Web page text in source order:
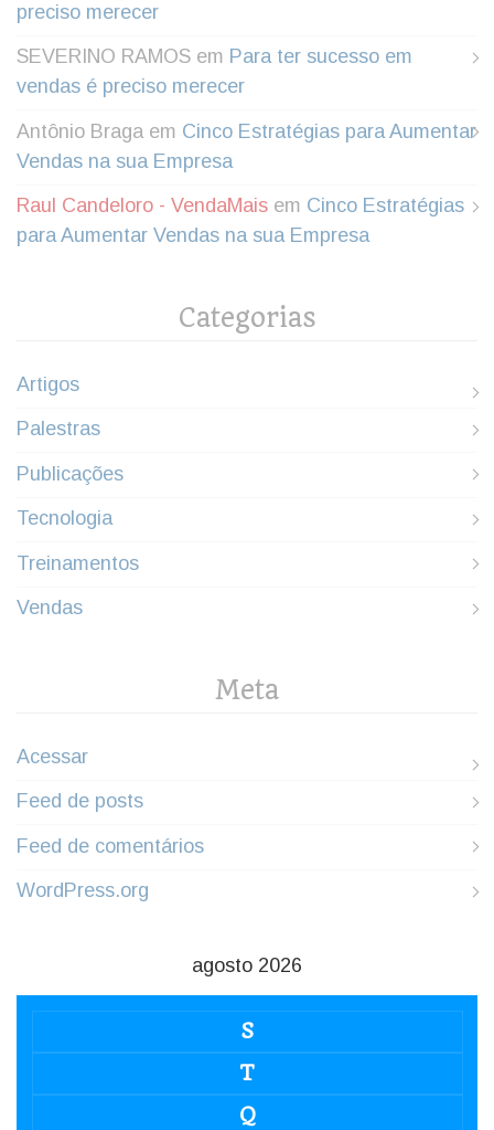
preciso merecer
SEVERINO RAMOS em Para ter sucesso em
vendas é preciso merecer
Antônio Braga em Cinco Estratégias para Aumentar
Vendas na sua Empresa
Raul Candeloro - VendaMais em Cinco Estratégias
para Aumentar Vendas na sua Empresa
Categorias
Artigos
Palestras
Publicações
Tecnologia
Treinamentos
Vendas
Meta
Acessar
Feed de posts
Feed de comentários
WordPress.org
agosto 2026
S
T
Q